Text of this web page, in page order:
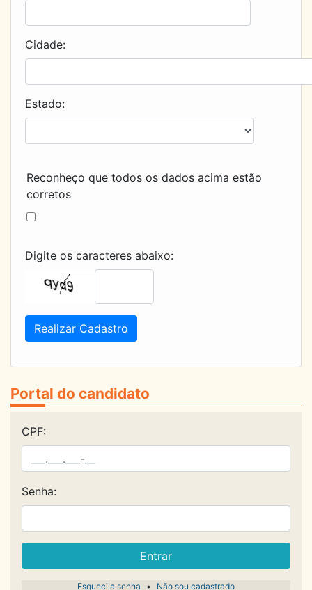
Cidade:
Estado:
Reconheço que todos os dados acima estão
corretos
Digite os caracteres abaixo:
Realizar Cadastro
Portal do candidato
CPF:
Senha:
Entrar
Esqueci a senha • Não sou cadastrado